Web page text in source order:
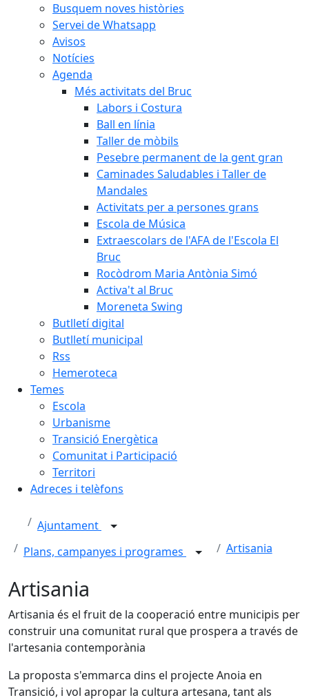
Busquem noves històries
Servei de Whatsapp
Avisos
Notícies
Agenda
Més activitats del Bruc
Labors i Costura
Ball en línia
Taller de mòbils
Pesebre permanent de la gent gran
Caminades Saludables i Taller de
Mandales
Activitats per a persones grans
Escola de Música
Extraescolars de l'AFA de l'Escola El
Bruc
Rocòdrom Maria Antònia Simó
Activa't al Bruc
Moreneta Swing
Butlletí digital
Butlletí municipal
Rss
Hemeroteca
Temes
Escola
Urbanisme
Transició Energètica
Comunitat i Participació
Territori
Adreces i telèfons
Ajuntament
Plans, campanyes i programes
Artisania
Artisania
Artisania és el fruit de la cooperació entre municipis per
construir una comunitat rural que prospera a través de
l'artesania contemporània
La proposta s'emmarca dins el projecte Anoia en
Transició, i vol apropar la cultura artesana, tant als